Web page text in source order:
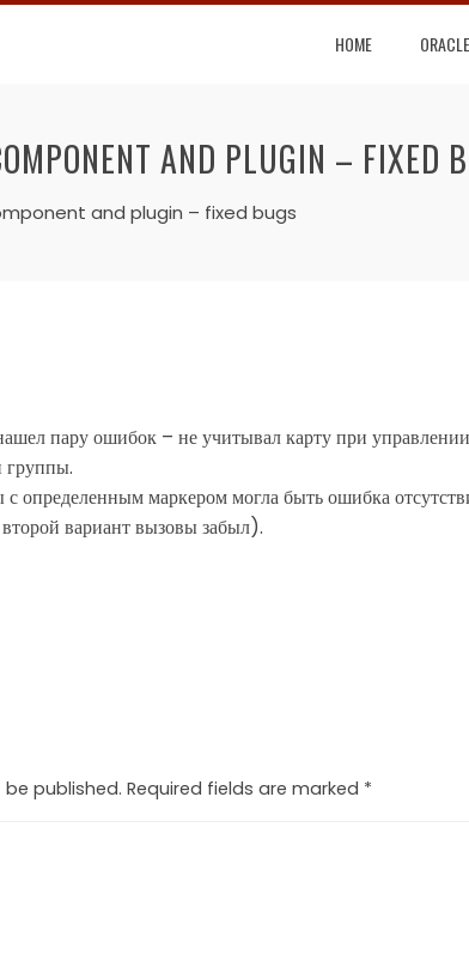
HOME ORACLE
AND PLUGIN – FIXED
and plugin – fixed bugs
пару ошибок – не учитывал карту при
группы.
определенным маркером могла быть ошибка
вариант вызовы забыл).
published. Required fields are marked *